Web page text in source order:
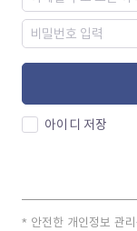
아이디 저장
안전한 개인정보 관